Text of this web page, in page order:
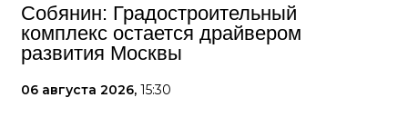
Собянин: Градостроительный
комплекс остается драйвером
развития Москвы
06 августа 2026, 15:30